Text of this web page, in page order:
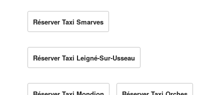
Réserver Taxi Smarves
Réserver Taxi Leigné-Sur-Usseau